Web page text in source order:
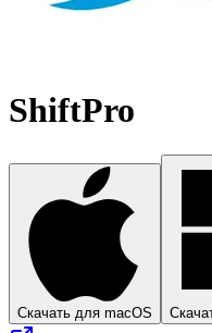
ShiftPro
Скачать для macOS